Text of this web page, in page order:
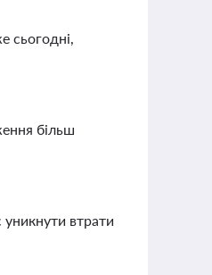
сьогодні,
більш
втрати